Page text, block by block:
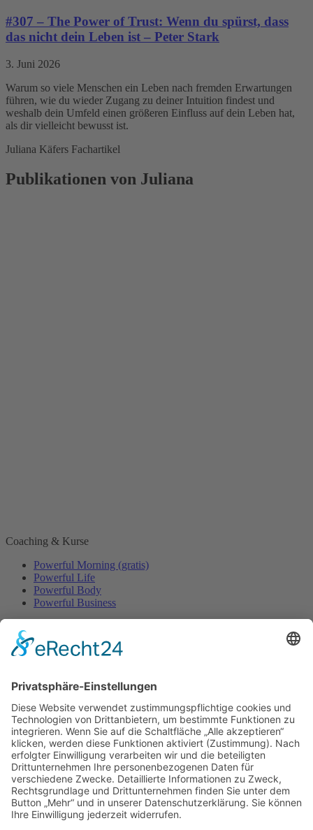
#307 – The Power of Trust: Wenn du spürst, dass
das nicht dein Leben ist – Peter Stark
3. Juni 2026
Warum so viele Menschen ein Leben nach fremden Erwartungen
führen, wie du wieder Zugang zu deiner Intuition findest und
weshalb dein Umfeld einen größeren Einfluss auf dein Leben hat,
als dir vielleicht bewusst ist.
Juliana Käfers Fachartikel
Publikationen von Juliana
Coaching & Kurse
Powerful Morning (gratis)
Powerful Life
Powerful Body
Powerful Business
Event-Übersicht
Über mich
Mit mir arbeiten
Gratis
Podcast
Shop